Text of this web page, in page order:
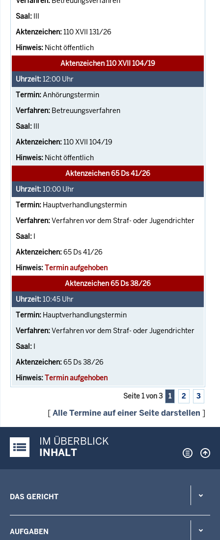
III
110 XVII 131/26
Nicht öffentlich
Aktenzeichen 110 XVII 104/19
12:00 Uhr
Anhörungstermin
Betreuungsverfahren
III
110 XVII 104/19
Nicht öffentlich
Aktenzeichen 65 Ds 41/26
10:00 Uhr
Hauptverhandlungstermin
Verfahren vor dem Straf- oder Jugendrichter
I
65 Ds 41/26
Termin aufgehoben
Aktenzeichen 65 Ds 38/26
10:45 Uhr
Hauptverhandlungstermin
Verfahren vor dem Straf- oder Jugendrichter
I
65 Ds 38/26
Termin aufgehoben
Seite 1 von 3 1 2 3
[Alle Termine auf einer Seite darstellen ]
Justiz-Portal im Überblick:
IM ÜBERBLICK
INHALT
DAS GERICHT
AUFGABEN